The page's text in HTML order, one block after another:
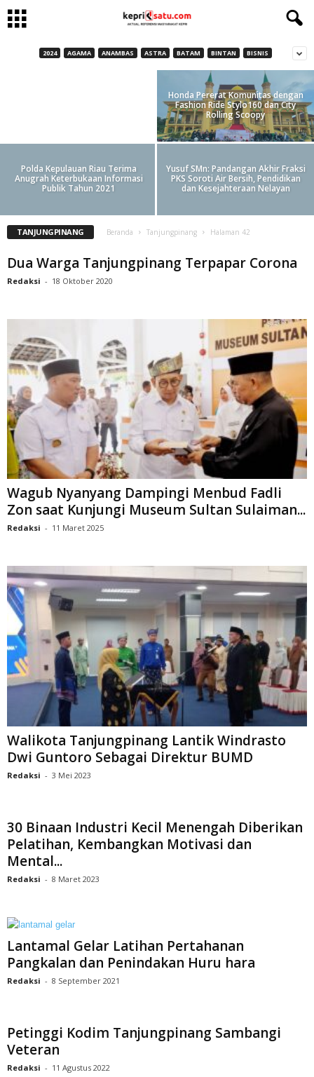
2024 AGAMA ANAMBAS ASTRA BATAM BINTAN BISNIS
Kota Tanjungpinang Kembali Terima
Anugerah Adipura
27 Februari 2023
Honda Pererat Komunitas dengan
Fashion Ride Stylo160 dan City
Rolling Scoopy
Polda Kepulauan Riau Terima
Anugrah Keterbukaan Informasi
Publik Tahun 2021
Yusuf SMn: Pandangan Akhir Fraksi
PKS Soroti Air Bersih, Pendidikan
dan Kesejahteraan Nelayan
TANJUNGPINANG Beranda Tanjungpinang Halaman 42
Dua Warga Tanjungpinang Terpapar Corona
Redaksi - 18 Oktober 2020
Wagub Nyanyang Dampingi Menbud Fadli
Zon saat Kunjungi Museum Sultan Sulaiman...
Redaksi - 11 Maret 2025
Walikota Tanjungpinang Lantik Windrasto
Dwi Guntoro Sebagai Direktur BUMD
Redaksi - 3 Mei 2023
30 Binaan Industri Kecil Menengah Diberikan
Pelatihan, Kembangkan Motivasi dan
Mental...
Redaksi - 8 Maret 2023
Lantamal Gelar Latihan Pertahanan
Pangkalan dan Penindakan Huru hara
Redaksi - 8 September 2021
Petinggi Kodim Tanjungpinang Sambangi
Veteran
Redaksi - 11 Agustus 2022